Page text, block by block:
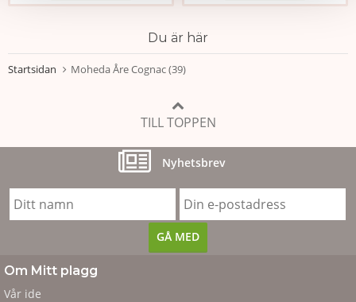
Du är här
Startsidan Moheda Åre Cognac (39)
TILL TOPPEN
Nyhetsbrev
Om Mitt plagg
Vår ide